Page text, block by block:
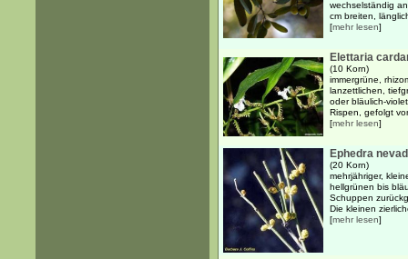
wechselständig
cm breiten,
[mehr lesen]
Elettaria
(10 Korn)
immergrüne,
lanzettlichen,
oder bläulich-
Rispen, gefolgt
[mehr lesen]
Ephedra
(20 Korn)
mehrjähriger,
hellgrünen bis
Schuppen
Die kleinen
[mehr lesen]